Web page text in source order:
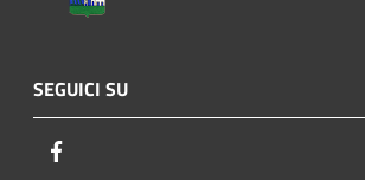
SEGUICI SU